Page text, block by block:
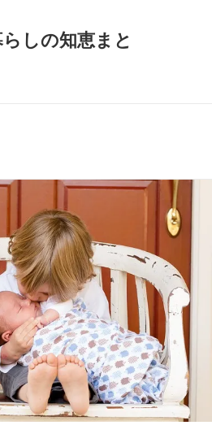
しの知恵まと